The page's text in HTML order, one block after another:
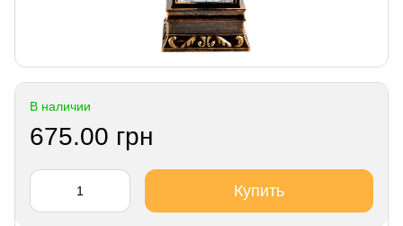
В наличии
675.00 грн
Купить